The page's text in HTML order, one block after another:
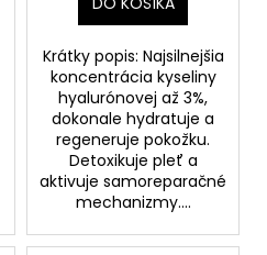
Krátky popis: Najsilnejšia
koncentrácia kyseliny
hyalurónovej až 3%,
dokonale hydratuje a
regeneruje pokožku.
Detoxikuje pleť a
aktivuje samoreparačné
mechanizmy....